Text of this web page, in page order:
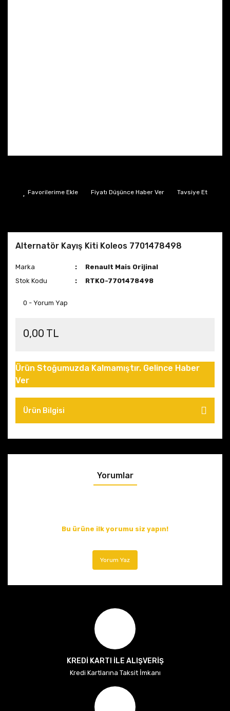
Fiyatı Düşünce Haber Ver Tavsiye Et
Alternatör Kayış Kiti Koleos 7701478498
Marka
Renault Mais Orijinal
Stok Kodu
RTKO-7701478498
0 - Yorum Yap
0,00 TL
Ürün Stoğumuzda Kalmamıştır. Gelince Haber
Ver
Ürün Bilgisi
Yorumlar
Bu ürüne ilk yorumu siz yapın!
Yorum Yaz
KREDİ KARTI İLE ALIŞVERİŞ
Kredi Kartlarına Taksit İmkanı